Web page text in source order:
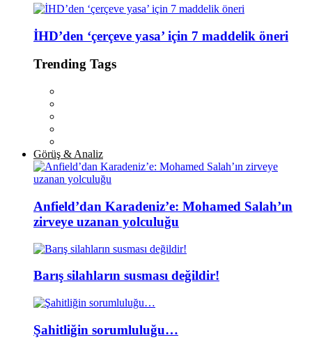
İHD’den ‘çerçeve yasa’ için 7 maddelik öneri
Trending Tags
Görüş & Analiz
Anfield’dan Karadeniz’e: Mohamed Salah’ın
zirveye uzanan yolculuğu
Barış silahların susması değildir!
Şahitliğin sorumluluğu…